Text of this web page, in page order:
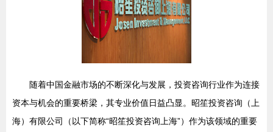
随着中国金融市场的不断深化与发展，投资咨询行业作为连接
资本与机会的重要桥梁，其专业价值日益凸显。昭笙投资咨询（上
海）有限公司（以下简称“昭笙投资咨询上海”）作为该领域的重要